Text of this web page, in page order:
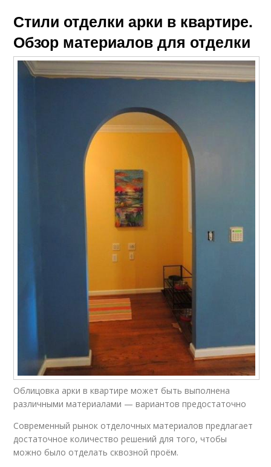
Садовая арка Садовые арки
Кирпичные арки Арки в саду
Арки для вьющихся
растений
Арка из гипсокартона Деревянная арка
Арки для молодых
Арка из цветов Цветочная арка
Стили отделки арки в квартире.
Обзор материалов для отделки
Облицовка арки в квартире может быть выполнена
различными материалами — вариантов предостаточно
Современный рынок отделочных материалов предлагает
достаточное количество решений для того, чтобы
можно было отделать сквозной проём.